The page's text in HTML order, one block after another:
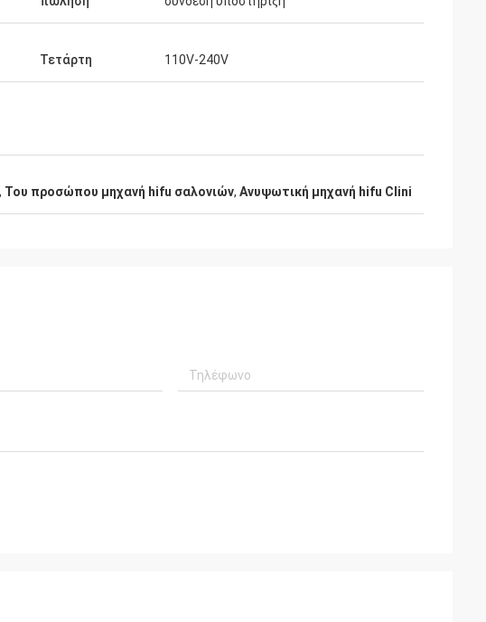
Τετάρτη 110V-240V
, Του προσώπου μηχανή hifu σαλονιών, Ανυψωτική μηχανή hifu Clini